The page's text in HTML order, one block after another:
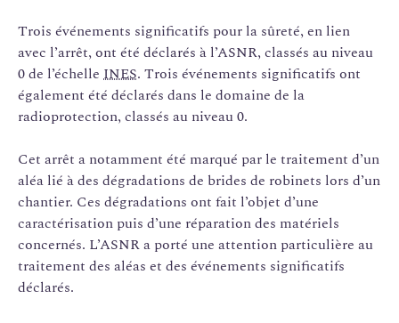
Trois événements significatifs pour la sûreté, en lien
avec l’arrêt, ont été déclarés à l’ASNR, classés au niveau
0 de l’échelle INES. Trois événements significatifs ont
également été déclarés dans le domaine de la
radioprotection, classés au niveau 0.
Cet arrêt a notamment été marqué par le traitement d’un
aléa lié à des dégradations de brides de robinets lors d’un
chantier. Ces dégradations ont fait l’objet d’une
caractérisation puis d’une réparation des matériels
concernés. L’ASNR a porté une attention particulière au
traitement des aléas et des événements significatifs
déclarés.